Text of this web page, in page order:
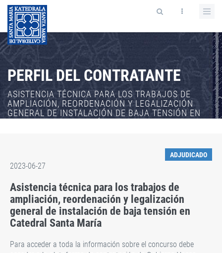
PERFIL DEL CONTRATANTE
ASISTENCIA TÉCNICA PARA LOS TRABAJOS DE
AMPLIACIÓN, REORDENACIÓN Y LEGALIZACIÓN
GENERAL DE INSTALACIÓN DE BAJA TENSIÓN EN
ADJUDICADO
2023-06-27
Asistencia técnica para los trabajos de
ampliación, reordenación y legalización
general de instalación de baja tensión en
Catedral Santa María
Para acceder a toda la información sobre el concurso debe